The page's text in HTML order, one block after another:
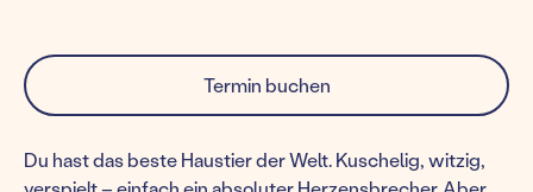
Termin buchen
Du hast das beste Haustier der Welt. Kuschelig, witzig,